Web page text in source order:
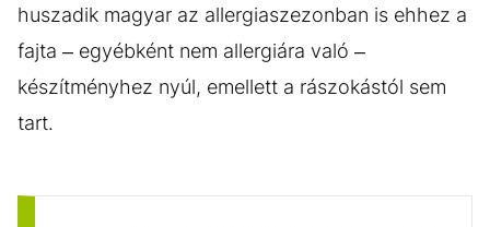
huszadik magyar az allergiaszezonban is ehhez a
fajta – egyébként nem allergiára való –
készítményhez nyúl, emellett a rászokástól sem
tart.